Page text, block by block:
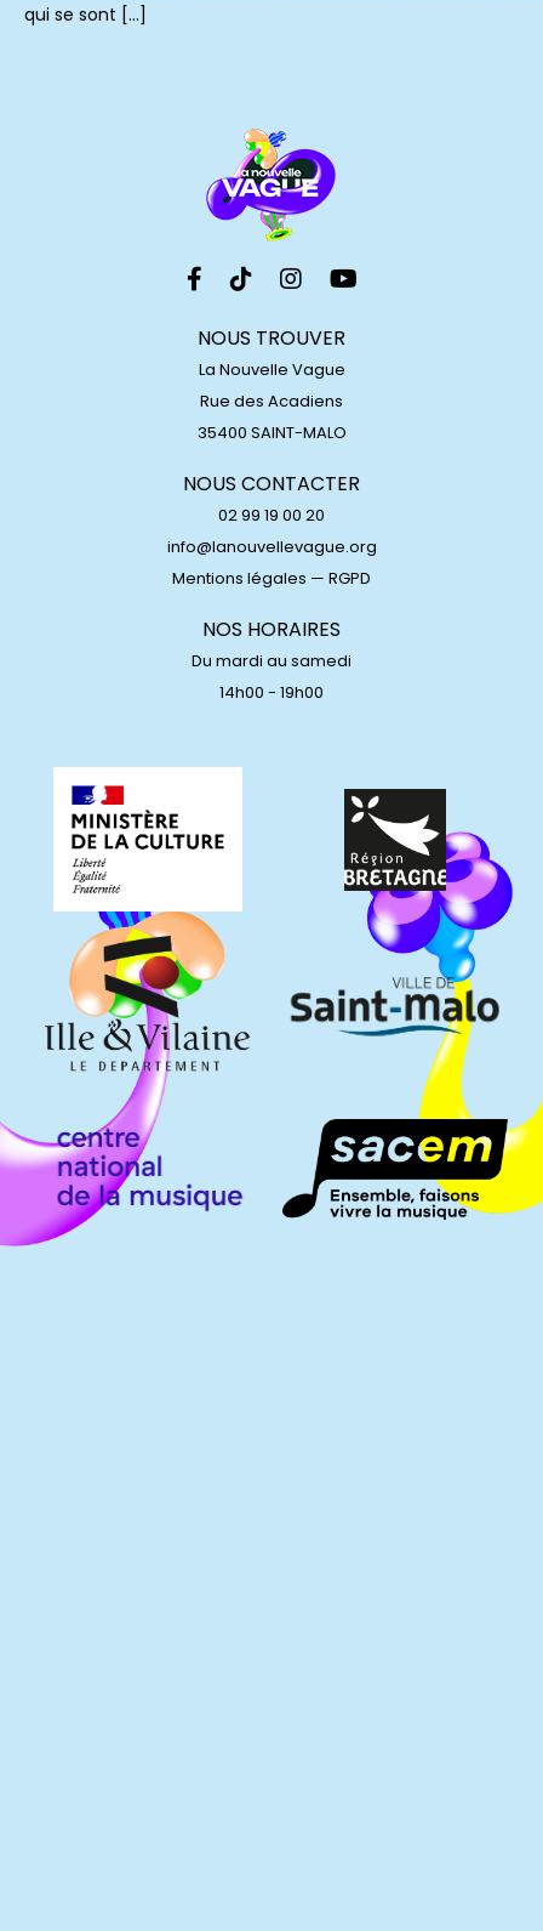
qui se sont […]
NOUS TROUVER
La Nouvelle Vague
Rue des Acadiens
35400 SAINT-MALO
NOUS CONTACTER
02 99 19 00 20
info@lanouvellevague.org
Mentions légales — RGPD
NOS HORAIRES
Du mardi au samedi
14h00 - 19h00